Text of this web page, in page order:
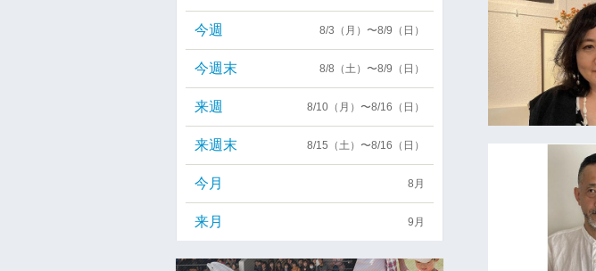
今週 8/3（月）〜8/9（日）
今週末 8/8（土）〜8/9（日）
来週 8/10（月）〜8/16（日）
来週末 8/15（土）〜8/16（日）
今月 8月
来月 9月